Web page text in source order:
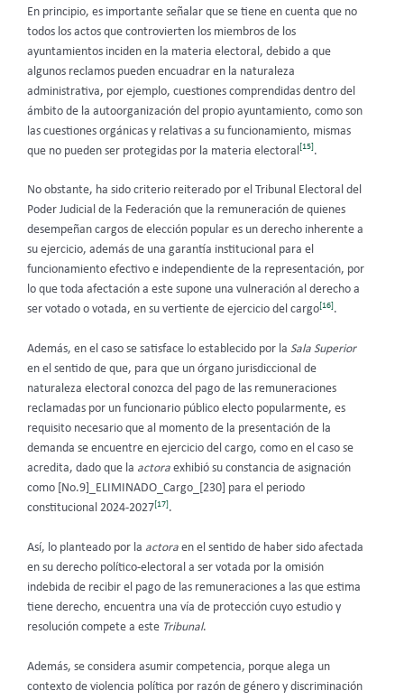
En principio, es importante señalar que se tiene en cuenta que no
todos los actos que controvierten los miembros de los
ayuntamientos inciden en la materia electoral, debido a que
algunos reclamos pueden encuadrar en la naturaleza
administrativa, por ejemplo, cuestiones comprendidas dentro del
ámbito de la autoorganización del propio ayuntamiento, como son
las cuestiones orgánicas y relativas a su funcionamiento, mismas
que no pueden ser protegidas por la materia electoral
[15] .
No obstante, ha sido criterio reiterado por el Tribunal Electoral del
Poder Judicial de la Federación que la remuneración de quienes
desempeñan cargos de elección popular es un derecho inherente a
su ejercicio, además de una garantía institucional para el
funcionamiento efectivo e independiente de la representación, por
lo que toda afectación a este supone una vulneración al derecho a
ser votado o votada, en su vertiente de ejercicio del cargo[16].
Además, en el caso se satisface lo establecido por la Sala Superior
en el sentido de que, para que un órgano jurisdiccional de
naturaleza electoral conozca del pago de las remuneraciones
reclamadas por un funcionario público electo popularmente, es
requisito necesario que al momento de la presentación de la
demanda se encuentre en ejercicio del cargo, como en el caso se
acredita, dado que la actora exhibió su constancia de asignación
como [No.9]_ELIMINADO_Cargo_[230] para el periodo
constitucional 2024-2027[17].
Así, lo planteado por la actora en el sentido de haber sido afectada
en su derecho político-electoral a ser votada por la omisión
indebida de recibir el pago de las remuneraciones a las que estima
tiene derecho, encuentra una vía de protección cuyo estudio y
resolución compete a este Tribunal.
Además, se considera asumir competencia, porque alega un
contexto de violencia política por razón de género y discriminación